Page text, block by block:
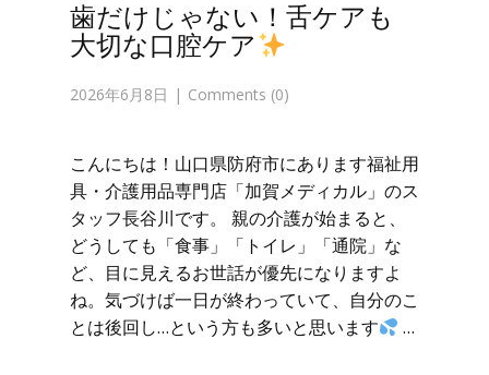
歯だけじゃない！舌ケアも
大切な口腔ケア
2026年6月8日 Comments (0)
こんにちは！山口県防府市にあります福祉用
具・介護用品専門店「加賀メディカル」のス
タッフ長谷川です。 親の介護が始まると、
どうしても「食事」「トイレ」「通院」な
ど、目に見えるお世話が優先になりますよ
ね。気づけば一日が終わっていて、自分のこ
とは後回し…という方も多いと思います
…